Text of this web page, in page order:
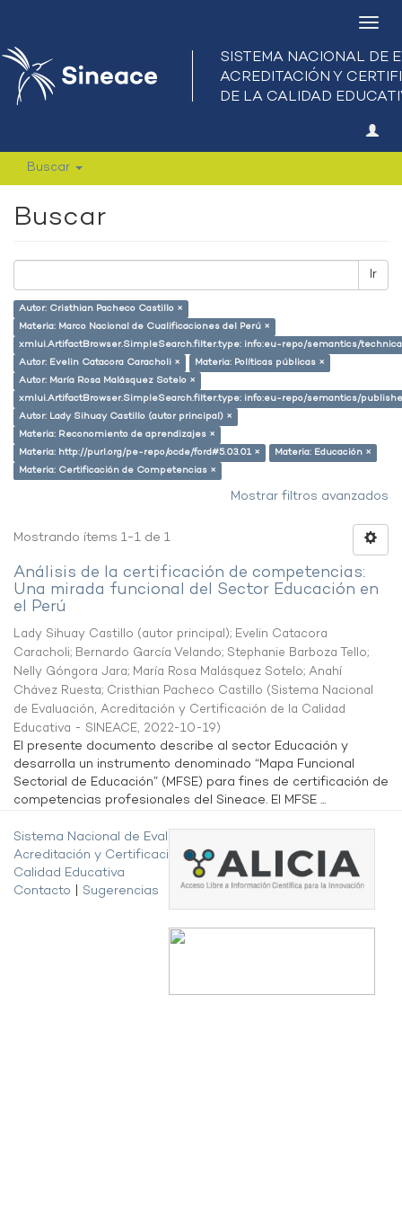
Buscar
Buscar
Ir
Autor: Cristhian Pacheco Castillo ×
Materia: Marco Nacional de Cualificaciones del Perú ×
xmlui.ArtifactBrowser.SimpleSearch.filter.type: info:eu-repo/semantics/
Autor: Evelin Catacora Caracholi ×
Materia: Políticas públicas ×
Autor: María Rosa Malásquez Sotelo ×
xmlui.ArtifactBrowser.SimpleSearch.filter.type: info:eu-repo/semantics/
Autor: Lady Sihuay Castillo (autor principal) ×
Materia: Reconomiento de aprendizajes ×
Materia: http://purl.org/pe-repo/ocde/ford#5.03.01 ×
Materia: Educación ×
Materia: Certificación de Competencias ×
Mostrar filtros avanzados
Mostrando ítems 1-1 de 1
Análisis de la certificación de competencias:
Una mirada funcional del Sector Educación en
el Perú
Lady Sihuay Castillo (autor principal); Evelin Catacora
Caracholi; Bernardo García Velando; Stephanie Barboza Tello;
Nelly Góngora Jara; María Rosa Malásquez Sotelo; Anahí
Chávez Ruesta; Cristhian Pacheco Castillo (Sistema Nacional
de Evaluación, Acreditación y Certificación de la Calidad
Educativa - SINEACE, 2022-10-19)
El presente documento describe al sector Educación y
desarrolla un instrumento denominado “Mapa Funcional
Sectorial de Educación” (MFSE) para fines de certificación de
competencias profesionales del Sineace. El MFSE ...
Sistema Nacional de Evaluación,
Acreditación y Certificación de la
Calidad Educativa
Contacto
Sugerencias